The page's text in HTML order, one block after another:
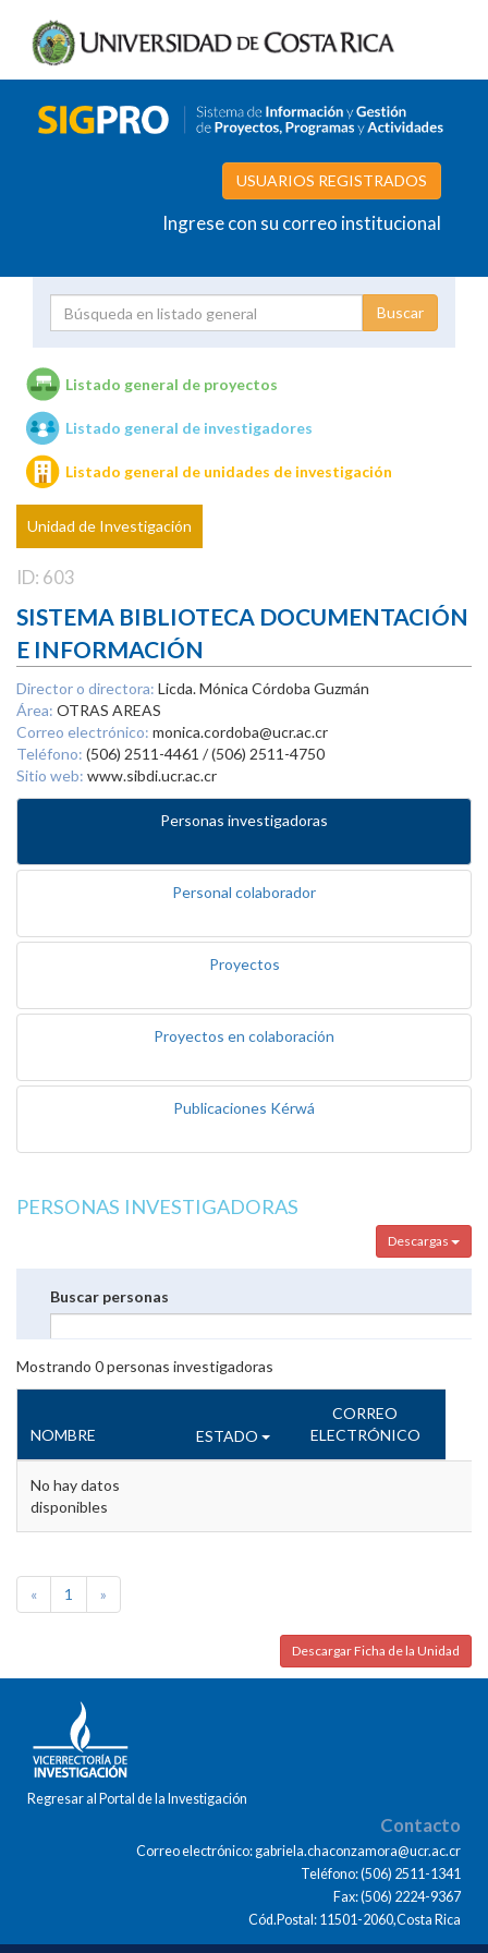
USUARIOS REGISTRADOS
Ingrese con su correo institucional
Unidades de investigación
Listado general de proyectos
Listado general de investigadores
Listado general de unidades de investigación
Unidad de Investigación
ID: 603
SISTEMA BIBLIOTECA DOCUMENTACIÓN
E INFORMACIÓN
Director o directora: Licda. Mónica Córdoba Guzmán
Área: OTRAS AREAS
Correo electrónico: monica.cordoba@ucr.ac.cr
Teléfono: (506) 2511-4461 / (506) 2511-4750
Sitio web: www.sibdi.ucr.ac.cr
Personas investigadoras
Personal colaborador
Proyectos
Proyectos en colaboración
Publicaciones Kérwá
PERSONAS INVESTIGADORAS
Descargas
Buscar personas
Mostrando 0personas investigadoras
NOMBRE ESTADO
CORREO
ELECTRÓNICO
No hay datos
disponibles
« 1 »
Descargar Ficha de la Unidad
Regresar al Portal de la Investigación
Contacto
Correo electrónico: gabriela.chaconzamora@ucr.ac.cr
Teléfono: (506) 2511-1341
Fax: (506) 2224-9367
Cód.Postal: 11501-2060,Costa Rica